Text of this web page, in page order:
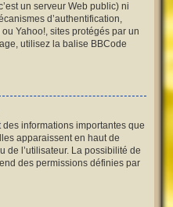
un serveur Web public) ni
d’authentification,
Yahoo!, sites protégés par un
utilisez la balise BBCode
informations importantes que
apparaissent en haut de
de l’utilisateur. La possibilité de
des permissions définies par